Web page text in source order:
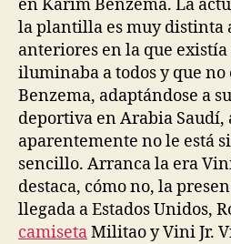
en Karim Benzema. La
la plantilla es muy distinta
anteriores en la que
iluminaba a todos y que
Benzema, adaptándose a
deportiva en Arabia Saudí,
aparentemente no le está
sencillo. Arranca la era
destaca, cómo no, la
llegada a Estados Unidos,
camisetaMilitao y Vini Jr.